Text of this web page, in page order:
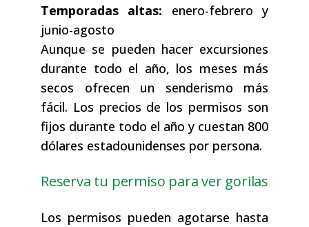
Temporadas altas: enero-febrero y
junio-agosto
Aunque se pueden hacer excursiones
durante todo el año, los meses más
secos ofrecen un senderismo más
fácil. Los precios de los permisos son
fijos durante todo el año y cuestan 800
dólares estadounidenses por persona.
Reserva tu permiso para ver gorilas
Los permisos pueden agotarse hasta